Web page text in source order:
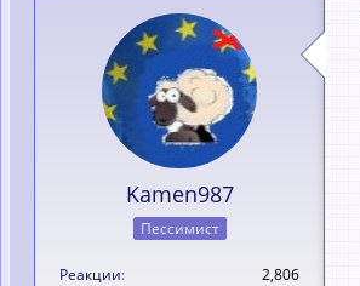
Kamen987
Пессимист
Реакции
2,806